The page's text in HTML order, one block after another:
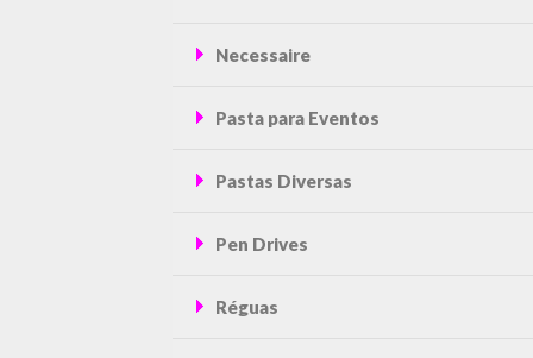
Necessaire
Pasta para Eventos
Pastas Diversas
Pen Drives
Réguas